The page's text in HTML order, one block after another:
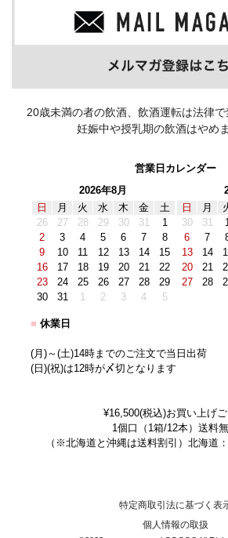
20歳未満の者の飲酒、飲酒運転は法律で
妊娠中や授乳期の飲酒はやめ
営業日カレンダー
2026年8月
日
月 火 水 木 金
土
26
27 28 29 30 31
1
2
3 4 5 6 7
8
9
10 11 12 13 14
15
16
17 18 19 20 21
22
23
24 25 26 27 28
29
30
31 1 2 3 4 5
日
月
30
31
6
7
13
14
20
21
27
28
■ 休業日
(月)～(土)14時までのご注文で当日出荷
(日)(祝)は12時が〆切となります
¥16,500(税込)お買い上げ
1個口（1箱/12本）送料
（※北海道と沖縄は送料割引）北海道
特定商取引法に基づく表
個人情報の取扱